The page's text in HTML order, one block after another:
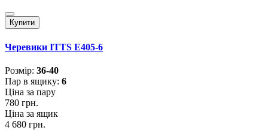
Купити
Черевики ITTS E405-6
Розмiр: 36-40
Пар в ящику: 6
Ціна за пару
780 грн.
Ціна за ящик
4 680 грн.